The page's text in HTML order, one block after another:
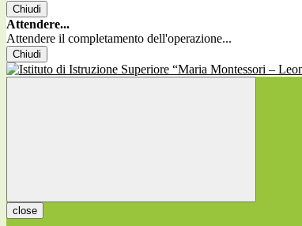
Chiudi
Attendere...
Attendere il completamento dell'operazione...
Chiudi
close